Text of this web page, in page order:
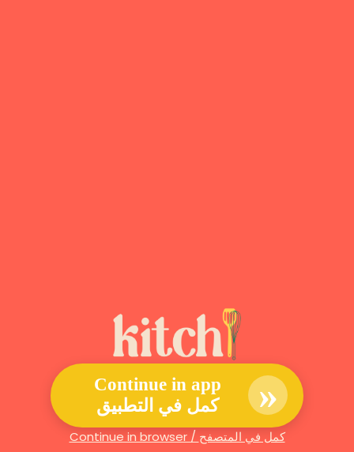
Continue in app
كمل في التطبيق
»
Continue in browser / كمل في المتصفح